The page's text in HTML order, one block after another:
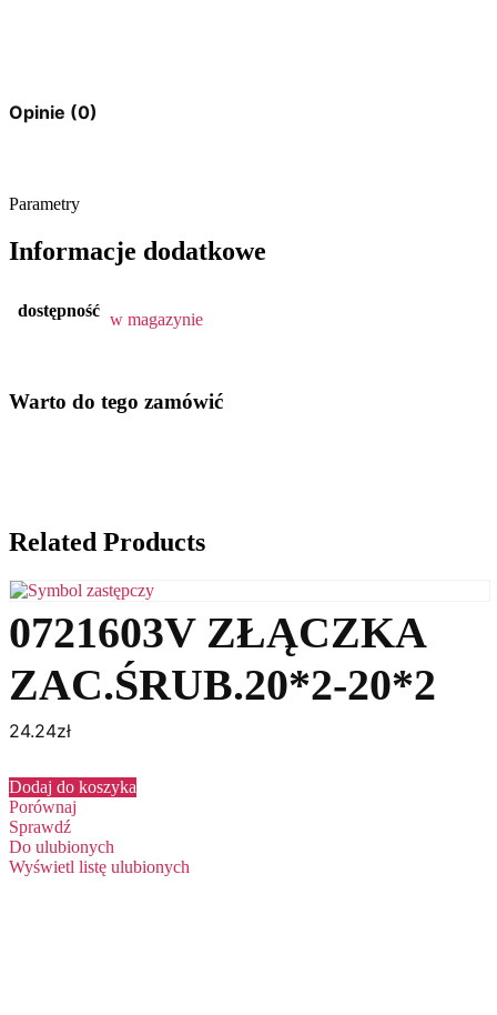
Opinie (0)
Parametry
Informacje dodatkowe
dostępność w magazynie
Warto do tego zamówić
Related Products
0721603V ZŁĄCZKA
ZAC.ŚRUB.20*2-20*2
24.24zł
Dodaj do koszyka
Porównaj
Sprawdź
Do ulubionych
Wyświetl listę ulubionych